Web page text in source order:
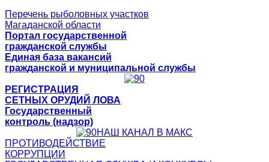
Перечень рыболовных участков
Магаданской области
Портал государственной
гражданской службы
Единая база вакансий
гражданской и муниципальной службы
РЕГИСТРАЦИЯ
СЕТНЫХ ОРУДИЙ ЛОВА
Государственный
контроль (надзор)
НАШ КАНАЛ В МАКС
ПРОТИВОДЕЙСТВИЕ
КОРРУПЦИИ